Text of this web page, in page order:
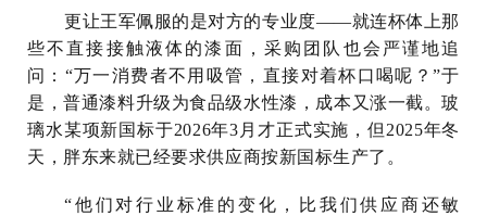
更让王军佩服的是对方的专业度——就连杯体上那
些不直接接触液体的漆面，采购团队也会严谨地追
问：“万一消费者不用吸管，直接对着杯口喝呢？”于
是，普通漆料升级为食品级水性漆，成本又涨一截。玻
璃水某项新国标于2026年3月才正式实施，但2025年冬
天，胖东来就已经要求供应商按新国标生产了。
“他们对行业标准的变化，比我们供应商还敏